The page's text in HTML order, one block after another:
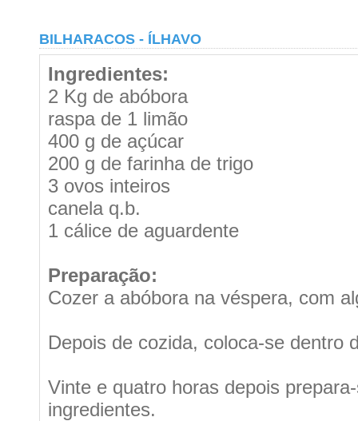
BILHARACOS - ÍLHAVO
Ingredientes:
2 Kg de abóbora
raspa de 1 limão
400 g de açúcar
200 g de farinha de trigo
3 ovos inteiros
canela q.b.
1 cálice de aguardente
Preparação:
Cozer a abóbora na véspera, com
Depois de cozida, coloca-se dentro
Vinte e quatro horas depois
ingredientes.